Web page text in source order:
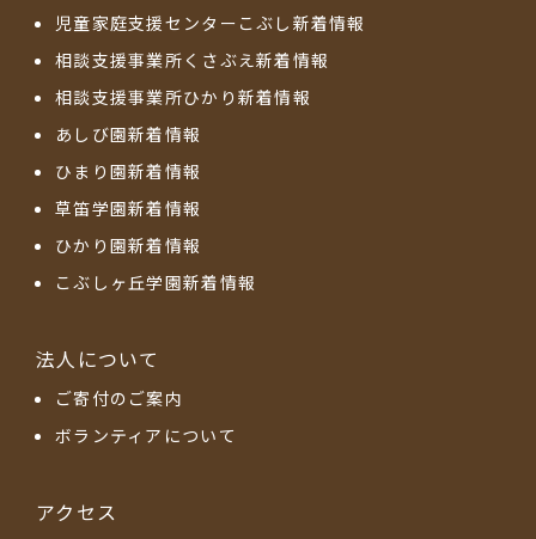
児童家庭支援センターこぶし新着情報
相談支援事業所くさぶえ新着情報
相談支援事業所ひかり新着情報
あしび園新着情報
ひまり園新着情報
草笛学園新着情報
ひかり園新着情報
こぶしヶ丘学園新着情報
法人について
ご寄付のご案内
ボランティアについて
アクセス